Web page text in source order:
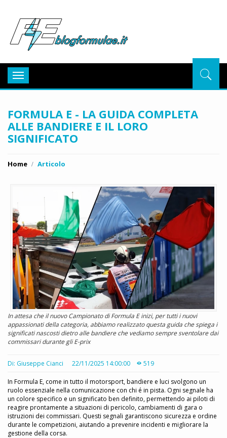
Toggle
navigation
FORMULA E - LA GUIDA COMPLETA
ALLE BANDIERE E IL LORO
SIGNIFICATO
Home Articolo
In attesa che il nuovo Campionato di Formula E inizi, per tutti i nuovi
appassionati della categoria, abbiamo realizzato questa guida che spiega i
significati nascosti dietro alle bandiere che vediamo sempre sventolare dai
commissari durante gli E-prix
Di: Giuseppe Cianci 22/11/2025 14:00:00 519
In Formula E, come in tutto il motorsport, bandiere e luci svolgono un
ruolo essenziale nella comunicazione con chi é in pista. Ogni segnale ha
un colore specifico e un significato ben definito, permettendo ai piloti di
reagire prontamente a situazioni di pericolo, cambiamenti di gara o
istruzioni dei commissari. Questi segnali garantiscono sicurezza e ordine
durante le competizioni, aiutando a prevenire incidenti e migliorare la
gestione della corsa.